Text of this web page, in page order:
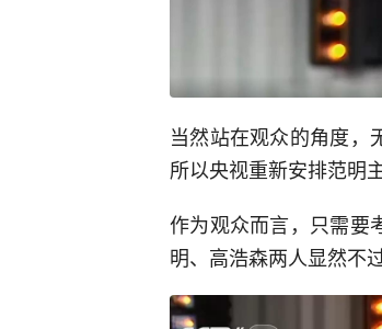
当然站在观众的角度，
所以央视重新安排范明
作为观众而言，只需要
明、高浩森两人显然不过